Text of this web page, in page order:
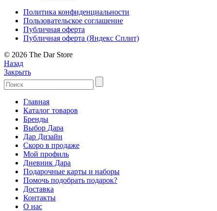
Политика конфиденциальности
Пользовательское соглашение
Публичная оферта
Публичная оферта (Яндекс Сплит)
© 2026 The Dar Store
Назад
Закрыть
Главная
Каталог товаров
Бренды
Выбор Дара
Дар Дизайн
Скоро в продаже
Мой профиль
Дневник Дара
Подарочные карты и наборы
Помочь подобрать подарок?
Доставка
Контакты
О нас